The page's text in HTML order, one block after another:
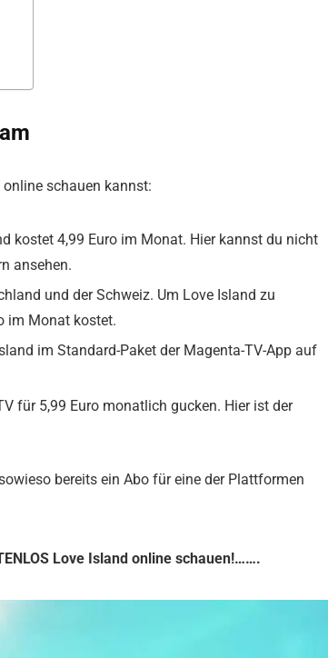
schauen kannst:
kostet 4,99 Euro im Monat. Hier kannst du nicht
ansehen.
und der Schweiz. Um Love Island zu
im Monat kostet.
im Standard-Paket der Magenta-TV-App auf
für 5,99 Euro monatlich gucken. Hier ist der
bereits ein Abo für eine der Plattformen
Love Island online schauen!…….